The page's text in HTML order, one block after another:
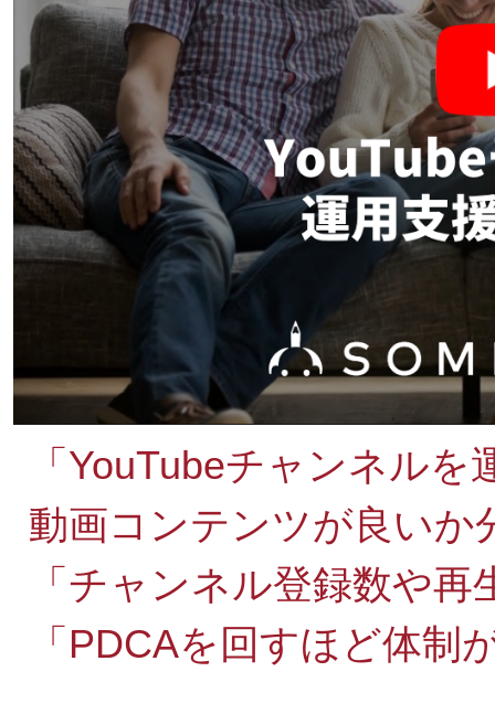
「YouTubeチャンネル
動画コンテンツが良いか
「チャンネル登録数や
「PDCAを回すほど体制